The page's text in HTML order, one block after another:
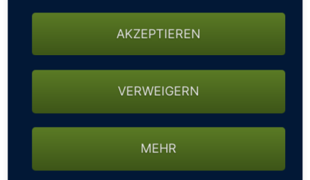
APARTHOTEL PARKALLEE /
Das Golfarrangement „DRIVE-IN“ beinhaltet folgende
Leistungen: 1x Übernachtung, 1x 18-Loch Greenfee für Ihr
Golfspiel vor spektakulärer Kulisse , 1x Halbpension ...
zum Preis von 199,00 Euro pro Person im
ZUM HOTEL
AKZEPTIEREN
VERWEIGERN
MEHR